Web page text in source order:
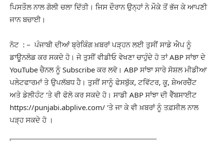
ਪਿਸਤੌਲ ਨਾਲ ਗੋਲੀ ਚਲਾ ਦਿੱਤੀ। ਜਿਸ ਦੌਰਾਨ ਉਨ੍ਹਾਂ ਨੇ ਮੌਕੇ ਤੋਂ ਭੱਜ ਕੇ ਆਪਣੀ
ਜਾਨ ਬਚਾਈ।
ਨੋਟ : – ਪੰਜਾਬੀ ਦੀਆਂ ਬ੍ਰੇਕਿੰਗ ਖ਼ਬਰਾਂ ਪੜ੍ਹਨ ਲਈ ਤੁਸੀਂ ਸਾਡੇ ਐਪ ਨੂੰ
ਡਾਊਨਲੋਡ ਕਰ ਸਕਦੇ ਹੋ। ਜੇ ਤੁਸੀਂ ਵੀਡੀਓ ਵੇਖਣਾ ਚਾਹੁੰਦੇ ਹੋ ਤਾਂ ABP ਸਾਂਝਾ ਦੇ
YouTube ਚੈਨਲ ਨੂੰ Subscribe ਕਰ ਲਵੋ। ABP ਸਾਂਝਾ ਸਾਰੇ ਸੋਸ਼ਲ ਮੀਡੀਆ
ਪਲੇਟਫਾਰਮਾਂ ਤੇ ਉਪਲੱਬਧ ਹੈ। ਤੁਸੀਂ ਸਾਨੂੰ ਫੇਸਬੁੱਕ, ਟਵਿੱਟਰ, ਕੂ, ਸ਼ੇਅਰਚੈੱਟ
ਅਤੇ ਡੇਲੀਹੰਟ ‘ਤੇ ਵੀ ਫੋਲੋ ਕਰ ਸਕਦੇ ਹੋ। ਸਾਡੀ ABP ਸਾਂਝਾ ਦੀ ਵੈੱਬਸਾਈਟ
https://punjabi.abplive.com/ ‘ਤੇ ਜਾ ਕੇ ਵੀ ਖ਼ਬਰਾਂ ਨੂੰ ਤਫ਼ਸੀਲ ਨਾਲ
ਪੜ੍ਹ ਸਕਦੇ ਹੋ ।